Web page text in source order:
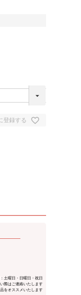
登録する
土曜日・日曜日・祝日
際はご連絡いたします
をオススメいたします